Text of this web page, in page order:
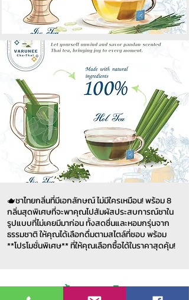
🫖ชาไทยกลิ่นที่มีเอกลักษณ์ ไม่มีใครเหมือน! พร้อม 8
กลิ่นสุดพิเศษที่จะพาคุณไปสัมผัสประสบการณ์ชาใน
รูปแบบที่ไม่เคยมีมาก่อน ทั้งสดชื่นและหอมกรุ่นจาก
ธรรมชาติ ให้คุณได้เลือกดื่มตามสไตล์ที่ชอบ พร้อม
**โปรโมชั่นพิเศษ** ที่ให้คุณเลือกซื้อได้ในราคาสุดคุ้ม!
ข้อมูลสมาชิก